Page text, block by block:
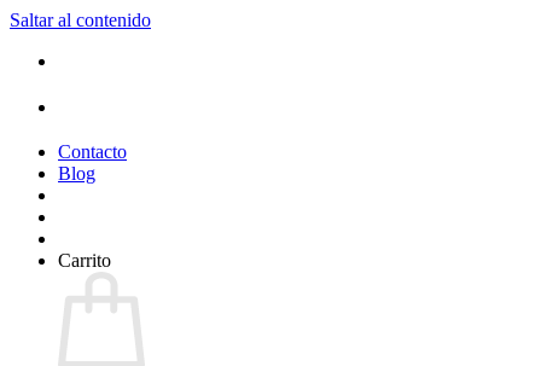
Saltar al contenido
Contacto
Blog
Carrito